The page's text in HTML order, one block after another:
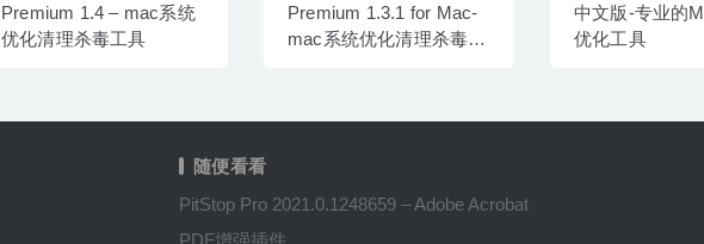
Premium 1.4 – mac系统
优化清理杀毒工具
Premium 1.3.1 for Mac-
mac系统优化清理杀毒工
中文版-专业的
优化工具
随便看看
PitStop Pro 2021.0.1248659 – Adobe Acrobat
PDF增强插件